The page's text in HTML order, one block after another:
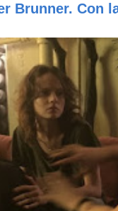
Brunner. Con